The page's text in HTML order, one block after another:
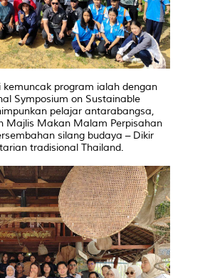
program ialah dengan
Symposium on Sustainable
pelajar antarabangsa,
Majlis Makan Malam Perpisahan
silang budaya – Dikir
tradisional Thailand.